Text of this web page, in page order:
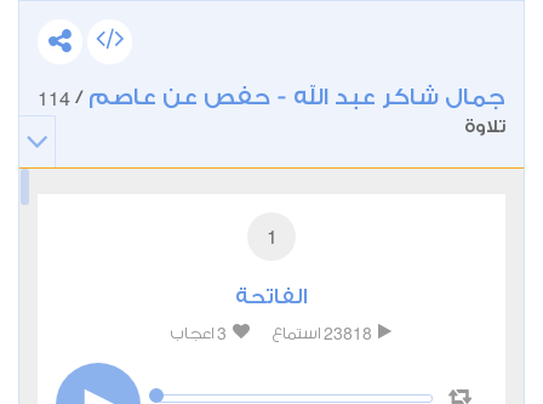
جمال شاكر عبد الله - حفص عن عاصم /
114
تلاوة
1
الفاتحة
23818 استماع 3 اعجاب